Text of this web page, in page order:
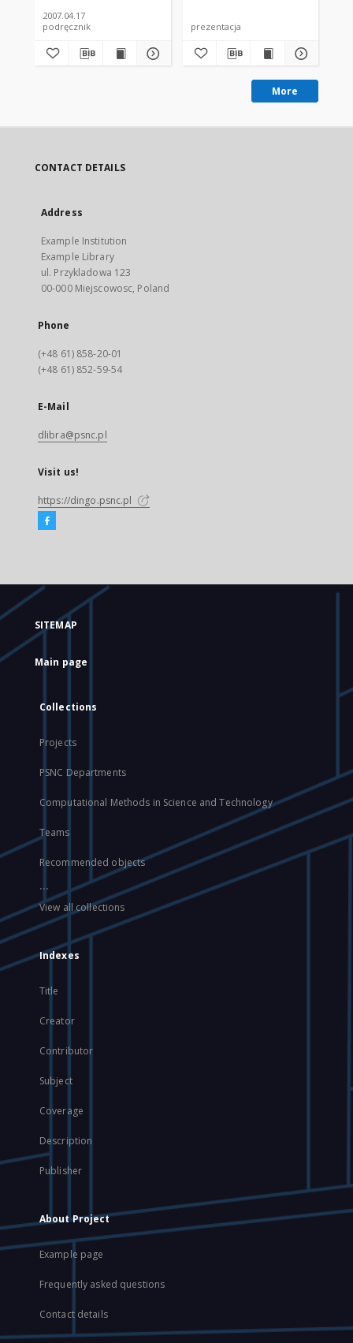
2007.04.17
podręcznik
prezentacja
More
CONTACT DETAILS
Address
Example Institution
Example Library
ul. Przykladowa 123
00-000 Miejscowosc, Poland
Phone
(+48 61) 858-20-01
(+48 61) 852-59-54
E-Mail
dlibra@psnc.pl
Visit us!
https://dingo.psnc.pl
SITEMAP
Main page
Collections
Projects
PSNC Departments
Computational Methods in Science and Technology
Teams
Recommended objects
...
View all collections
Indexes
Title
Creator
Contributor
Subject
Coverage
Description
Publisher
About Project
Example page
Frequently asked questions
Contact details